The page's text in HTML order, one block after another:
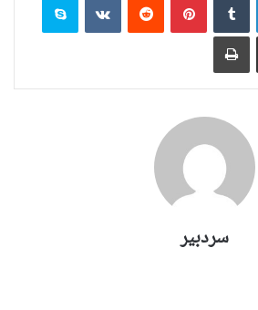
اشتراک گذاری از طریق ایمیل چاپ
سردبیر